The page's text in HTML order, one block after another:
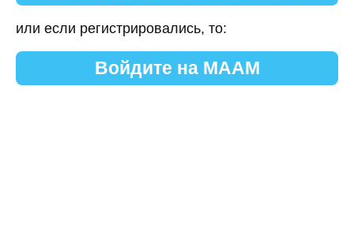
или если регистрировались, то:
Войдите на МААМ